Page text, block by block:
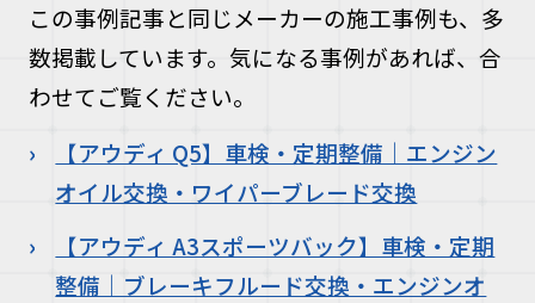
この事例記事と同じメーカーの施工事例も、多
数掲載しています。気になる事例があれば、合
わせてご覧ください。
【アウディ Q5】車検・定期整備｜エンジン
オイル交換・ワイパーブレード交換
【アウディ A3スポーツバック】車検・定期
整備｜ブレーキフルード交換・エンジンオ